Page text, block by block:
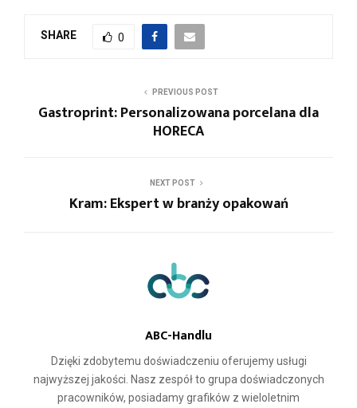
SHARE 0
PREVIOUS POST
Gastroprint: Personalizowana porcelana dla
HORECA
NEXT POST
Kram: Ekspert w branży opakowań
ABC-Handlu
Dzięki zdobytemu doświadczeniu oferujemy usługi
najwyższej jakości. Nasz zespół to grupa doświadczonych
pracowników, posiadamy grafików z wieloletnim